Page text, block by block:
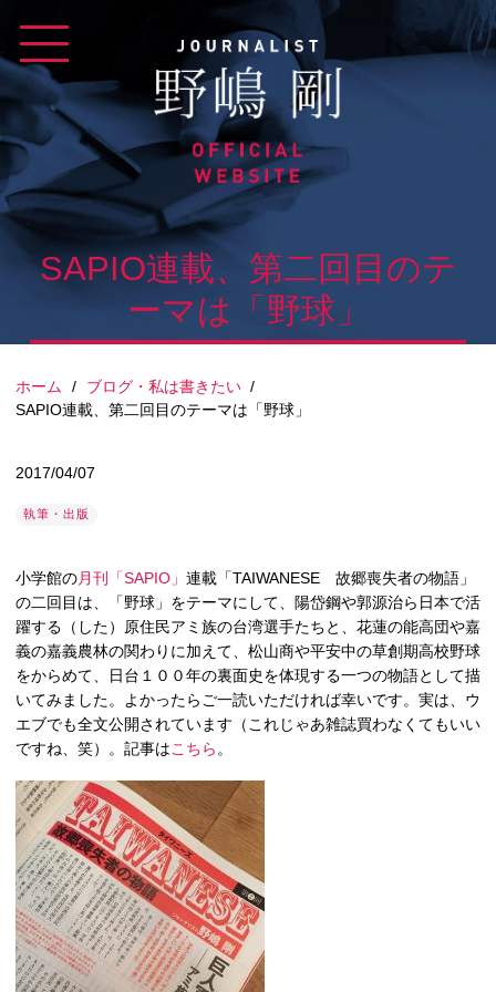
content
SAPIO連載、第二回目のテ
ーマは「野球」
ホーム / ブログ・私は書きたい /
SAPIO連載、第二回目のテーマは「野球」
2017/04/07
執筆・出版
小学館の月刊「SAPIO」 連載「TAIWANESE 故郷喪失者の物語」
の二回目は、「野球」をテーマにして、陽岱鋼や郭源治ら日本で活
躍する（した）原住民アミ族の台湾選手たちと、花蓮の能高団や嘉
義の嘉義農林の関わりに加えて、松山商や平安中の草創期高校野球
をからめて、日台１００年の裏面史を体現する一つの物語として描
いてみました。よかったらご一読いただければ幸いです。実は、ウ
エブでも全文公開されています（これじゃあ雑誌買わなくてもいい
ですね、笑）。記事はこちら。